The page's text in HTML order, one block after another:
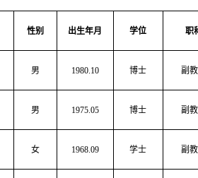
性别 出生年月 学位 职
男 1980.10 博士 副
男 1975.05 博士 副
女 1968.09 学士 副